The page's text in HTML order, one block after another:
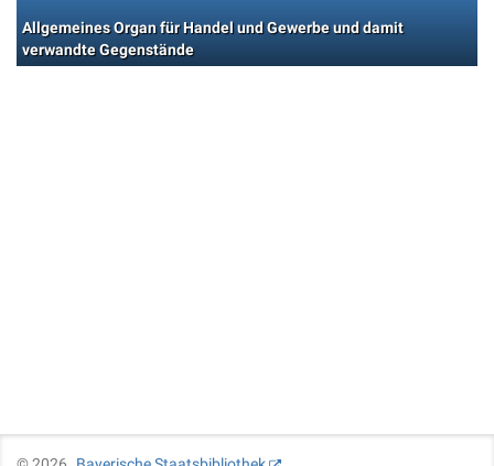
Allgemeines Organ für Handel und Gewerbe und damit
verwandte Gegenstände